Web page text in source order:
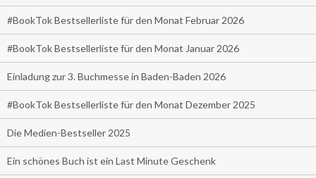
#BookTok Bestsellerliste für den Monat Februar 2026
#BookTok Bestsellerliste für den Monat Januar 2026
Einladung zur 3. Buchmesse in Baden-Baden 2026
#BookTok Bestsellerliste für den Monat Dezember 2025
Die Medien-Bestseller 2025
Ein schönes Buch ist ein Last Minute Geschenk